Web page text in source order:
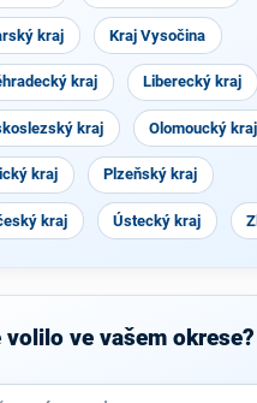
kraj Kraj Vysočina
kraj Liberecký kraj
kraj Olomoucký kraj
kraj Plzeňský kraj
kraj Ústecký kraj
volilo ve vašem okrese?